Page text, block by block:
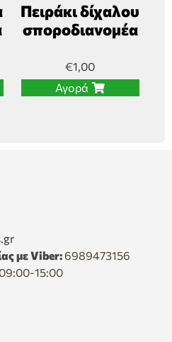
Πειράκι δίχαλου
σποροδιανομέα
€1,00
Αγορά
με Viber: 6989473156
15:00